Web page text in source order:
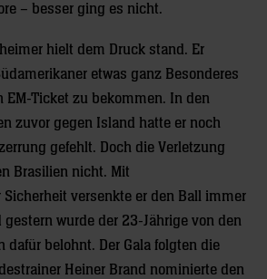
– besser ging es nicht.
hielt dem Druck stand. Er
etwas ganz Besonderes
EM-Ticket zu bekommen. In den
zuvor gegen Island hatte er noch
gefehlt. Doch die Verletzung
Brasilien nicht. Mit
versenkte er den Ball immer
gestern wurde der 23-Jährige von den
dafür belohnt. Der Gala folgten die
Heiner Brand nominierte den